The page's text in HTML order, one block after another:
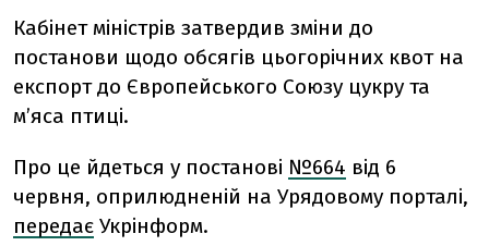
Кабінет міністрів затвердив зміни до
постанови щодо обсягів цьогорічних квот на
експорт до Європейського Союзу цукру та
м’яса птиці.
Про це йдеться у постанові №664 від 6
червня, оприлюдненій на Урядовому порталі,
передає Укрінформ.